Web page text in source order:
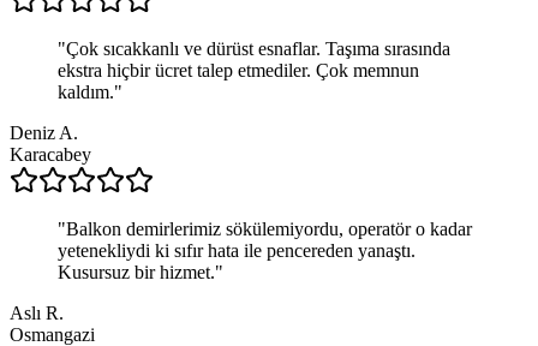
"Çok sıcakkanlı ve dürüst esnaflar. Taşıma sırasında
ekstra hiçbir ücret talep etmediler. Çok memnun
kaldım."
Deniz A.
Karacabey
"Balkon demirlerimiz sökülemiyordu, operatör o kadar
yetenekliydi ki sıfır hata ile pencereden yanaştı.
Kusursuz bir hizmet."
Aslı R.
Osmangazi